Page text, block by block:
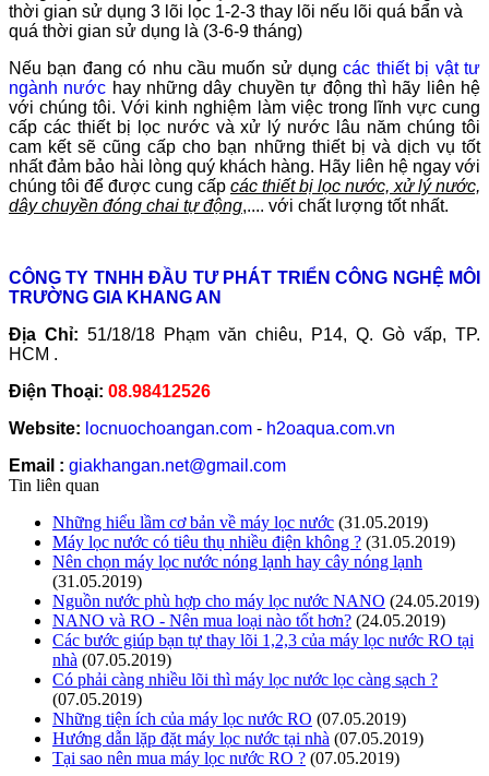
thời gian sử dụng 3 lõi lọc 1-2-3 thay lõi nếu lõi quá bẩn và
quá thời gian sử dụng là (3-6-9 tháng)
Nếu bạn đang có nhu cầu muốn sử dụngcác thiết bị vật tư
ngành nước hay những dây chuyền tự động thì hãy liên hệ
với chúng tôi. Với kinh nghiệm làm việc trong lĩnh vực cung
cấp các thiết bị lọc nước và xử lý nước lâu năm chúng tôi
cam kết sẽ cũng cấp cho bạn những thiết bị và dịch vụ tốt
nhất đảm bảo hài lòng quý khách hàng. Hãy liên hệ ngay với
chúng tôi để được cung cấp các thiết bị lọc nước, xử lý nước,
dây chuyền đóng chai tự động,.... với chất lượng tốt nhất.
CÔNG TY TNHH ĐẦU TƯ PHÁT TRIỂN CÔNG NGHỆ MÔI
TRƯỜNG GIA KHANG AN
Địa Chỉ: 51/18/18 Phạm văn chiêu, P14, Q. Gò vấp, TP.
HCM .
Điện Thoại: 08.98412526
Website: locnuochoangan.com - h2oaqua.com.vn
Email : giakhangan.net@gmail.com
Tin liên quan
Những hiểu lầm cơ bản về máy lọc nước (31.05.2019)
Máy lọc nước có tiêu thụ nhiều điện không ? (31.05.2019)
Nên chọn máy lọc nước nóng lạnh hay cây nóng lạnh
(31.05.2019)
Nguồn nước phù hợp cho máy lọc nước NANO (24.05.2019)
NANO và RO - Nên mua loại nào tốt hơn? (24.05.2019)
Các bước giúp bạn tự thay lõi 1,2,3 của máy lọc nước RO tại
nhà (07.05.2019)
Có phải càng nhiều lõi thì máy lọc nước lọc càng sạch ?
(07.05.2019)
Những tiện ích của máy lọc nước RO (07.05.2019)
Hướng dẫn lặp đặt máy lọc nước tại nhà (07.05.2019)
Tại sao nên mua máy lọc nước RO ? (07.05.2019)